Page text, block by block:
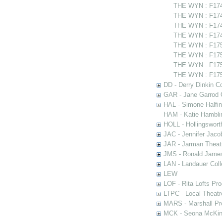
THE WYN :
THE WYN :
THE WYN :
THE WYN :
THE WYN :
THE WYN :
THE WYN :
THE WYN :
DD - Derry Dinkin
GAR - Jane Garrod
HAL - Simone
HAM - Katie
HOLL -
JAC - Jennifer
JAR - Jarman
JMS - Ronald
LAN - Landauer
LEW
LOF - Rita Lofts
LTPC - Local
MARS - Marshall
MCK - Seona